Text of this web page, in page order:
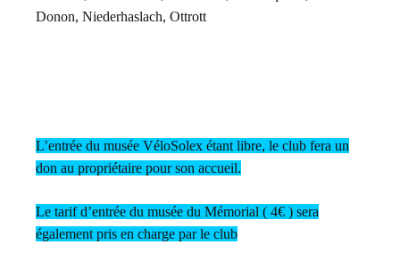
Donon, Niederhaslach, Ottrott
L’entrée du musée VéloSolex étant libre, le club fera un
don au propriétaire pour son accueil.
Le tarif d’entrée du musée du Mémorial ( 4€ ) sera
également pris en charge par le club